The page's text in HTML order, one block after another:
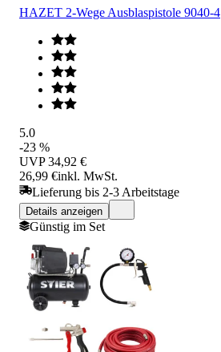
HAZET 2-Wege Ausblaspistole 9040-4
5.0
-23 %
UVP 34,92 €
26,99 €inkl. MwSt.
Lieferung bis 2-3 Arbeitstage
Details anzeigen
Günstig im Set